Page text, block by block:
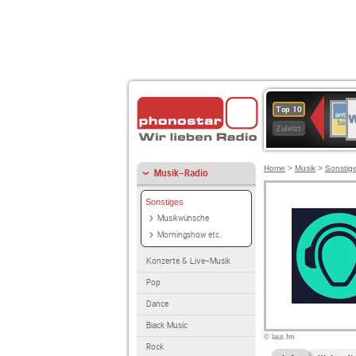
Top 10
Zuletzt
2
Musik-Radio
Sonstiges
Musikwünsche
Morningshow etc.
Konzerte & Live-Musik
Pop
Dance
Black Music
Rock
Home > Musik >
© laut.fm